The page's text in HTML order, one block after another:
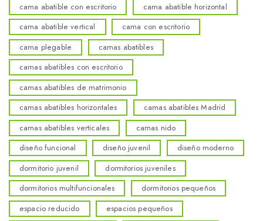
cama abatible con escritorio
cama abatible horizontal
cama abatible vertical
cama con escritorio
cama plegable
camas abatibles
camas abatibles con escritorio
camas abatibles de matrimonio
camas abatibles horizontales
camas abatibles Madrid
camas abatibles verticales
camas nido
diseño funcional
diseño juvenil
diseño moderno
dormitorio juvenil
dormitorios juveniles
dormitorios multifuncionales
dormitorios pequeños
espacio reducido
espacios pequeños